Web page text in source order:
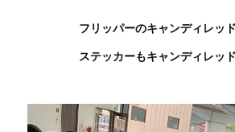
フリッパーのキャンディレッ
ステッカーもキャンディレッ